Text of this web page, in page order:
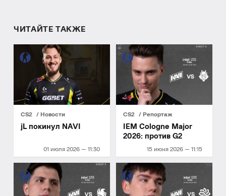
ЧИТАЙТЕ ТАКЖЕ
CS2 Новости
01 июля 2026 — 11:30
jL покинул NAVI
CS2 Репортаж
15 июня 2026 — 11:15
IEM Cologne Major
2026: против G2